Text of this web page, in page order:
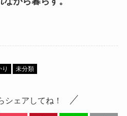
未分類
シェアしてね！